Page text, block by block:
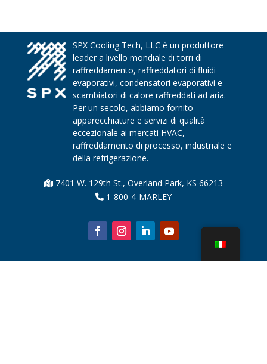
SPX Cooling Tech, LLC è un produttore
leader a livello mondiale di torri di
raffreddamento, raffreddatori di fluidi
evaporativi, condensatori evaporativi e
scambiatori di calore raffreddati ad aria.
Per un secolo, abbiamo fornito
apparecchiature e servizi di qualità
eccezionale ai mercati HVAC,
raffreddamento di processo, industriale e
della refrigerazione.
7401 W. 129th St., Overland Park, KS 66213
1-800-4-MARLEY